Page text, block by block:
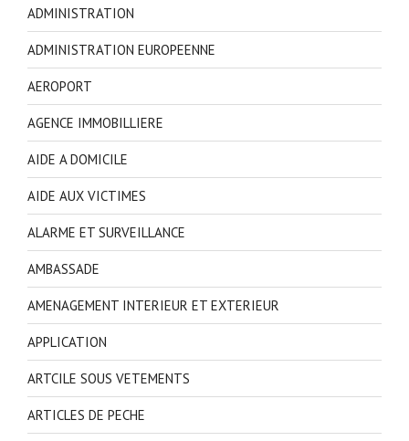
ADMINISTRATION
ADMINISTRATION EUROPEENNE
AEROPORT
AGENCE IMMOBILLIERE
AIDE A DOMICILE
AIDE AUX VICTIMES
ALARME ET SURVEILLANCE
AMBASSADE
AMENAGEMENT INTERIEUR ET EXTERIEUR
APPLICATION
ARTCILE SOUS VETEMENTS
ARTICLES DE PECHE